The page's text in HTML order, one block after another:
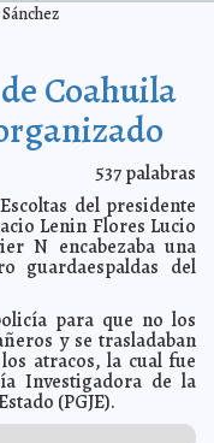
en México 1900-
y arte sobre el
Historia Natural para La
sobre altares
de maíz en
escénicas populares
la mujer, por convicción,
y cultura dentro
edificación de
Coahuila
537palabras
del presidente
Lenin Flores Lucio
N encabezaba una
guardaespaldas del
para que no los
y se trasladaban
atracos, la cual fue
Investigadora de la
(PGJE).